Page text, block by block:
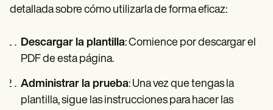
detallada sobre cómo utilizarla de forma eficaz:
Descargar la plantilla: Comience por descargar el
PDF de esta página.
Administrar la prueba: Una vez que tengas la
plantilla, sigue las instrucciones para hacer las